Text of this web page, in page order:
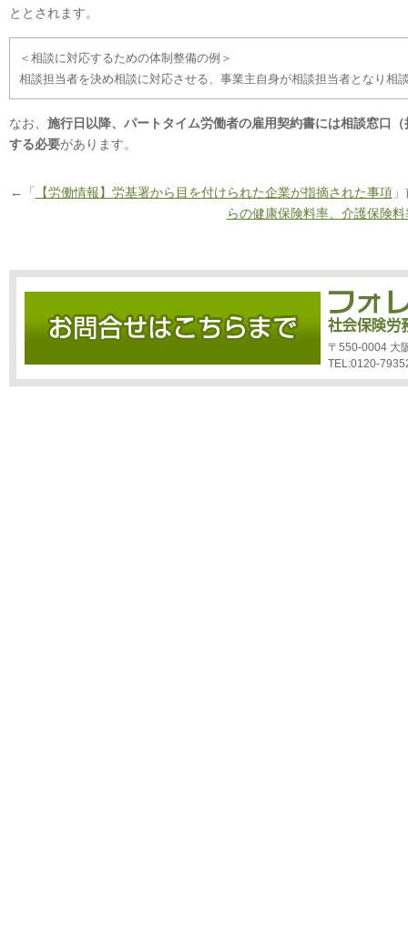
ととされます。
＜相談に対応するための体制整備の例＞
相談担当者を決め相談に対応させる、事業主自身が相談担当者となり
なお、 施行日以降、パートタイム労働者の雇用契約書には相談窓口
する必要があります。
←「 【労働情報】労基署から目を付けられた企業が指摘された事項
らの健康保険料率、介護保険料
〒550-0004 大
TEL:0120-